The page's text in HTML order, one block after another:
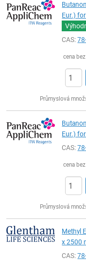
Eur.)
CAS:
cena
Průmyslová
Eur.)
CAS:
cena
Průmyslová
Methyl
x 2500
CAS: